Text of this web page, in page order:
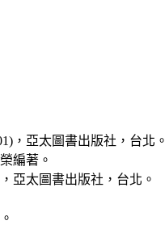
，亞太圖書出版社，台北。
編著。
亞太圖書出版社，台北。